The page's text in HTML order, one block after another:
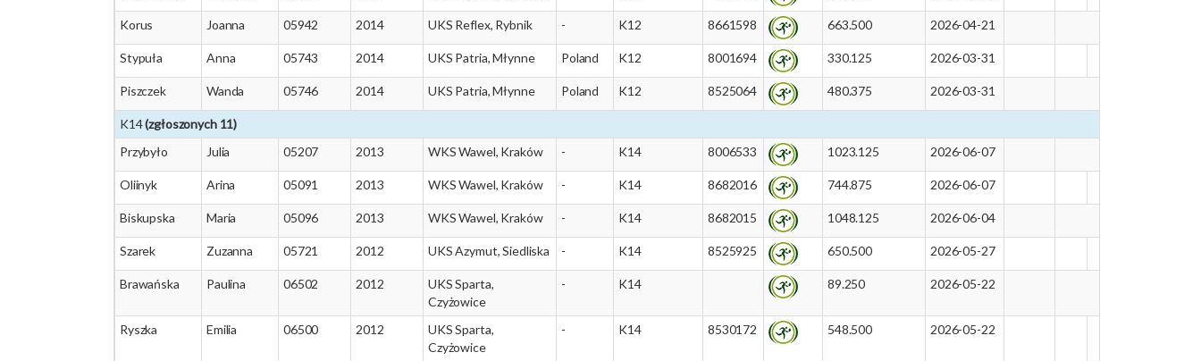
Korus Joanna 05942 2014 UKS Reflex, Rybnik - K12 8661598 663.500 2026-04-21
Stypuła Anna 05743 2014 UKS Patria, Młynne Poland K12 8001694 330.125 2026-03-31
Piszczek Wanda 05746 2014 UKS Patria, Młynne Poland K12 8525064 480.375 2026-03-31
K14(zgłoszonych 11)
Przybyło
Julia 05207 2013 WKS Wawel, Kraków - K14 8006533 1023.125 2026-06-07
Oliinyk Arina 05091 2013 WKS Wawel, Kraków - K14 8682016 744.875 2026-06-07
Biskupska Maria 05096 2013 WKS Wawel, Kraków - K14 8682015 1048.125 2026-06-04
Szarek Zuzanna 05721 2012 UKS Azymut, Siedliska - K14 8525925 650.500 2026-05-27
Brawańska Paulina 06502 2012
UKS Sparta,
Czyżowice
- K14 89.250 2026-05-22
Ryszka Emilia 06500 2012
UKS Sparta,
Czyżowice
- K14 8530172 548.500 2026-05-22